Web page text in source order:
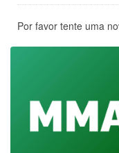
Por favor tente uma